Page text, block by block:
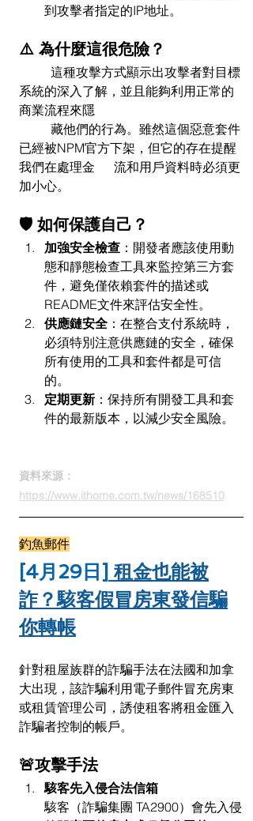
到攻擊者指定的IP地址。
⚠️ 為什麼這很危險？
系統的深入了解，並且能夠利用正常的
商業流程來隱
已經被NPM官方下架，但它的存在提醒
我們在處理金 	流和用戶資料時必須更
加小心。
🛡 如何保護自己？
加強安全檢查 ：開發者應該使用動
態和靜態檢查工具來監控第三方套
件，避免僅依賴套件的描述或
README文件來評估安全性。
供應鏈安全 ：在整合支付系統時，
必須特別注意供應鏈的安全，確保
所有使用的工具和套件都是可信
的。
定期更新 ：保持所有開發工具和套
件的最新版本，以減少安全風險。
資料來源：
https://www.ithome.com.tw/news/168510
釣魚郵件
[4月29日] 租金也能被
詐？駭客假冒房東發信騙
你轉帳
針對租屋族群的詐騙手法在法國和加拿
大出現，該詐騙利用電子郵件冒充房東
或租賃管理公司，誘使租客將租金匯入
詐騙者控制的帳戶。
🚨攻擊手法
駭客先入侵合法信箱
駭客（詐騙集團 TA2900）會先入侵